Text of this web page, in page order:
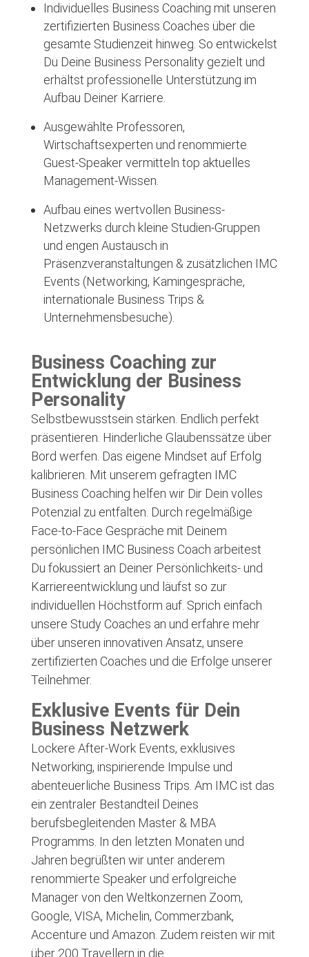
Individuelles Business Coaching mit unseren
zertifizierten Business Coaches über die
gesamte Studienzeit hinweg. So entwickelst
Du Deine Business Personality gezielt und
erhältst professionelle Unterstützung im
Aufbau Deiner Karriere.
Ausgewählte Professoren,
Wirtschaftsexperten und renommierte
Guest-Speaker vermitteln top aktuelles
Management-Wissen.
Aufbau eines wertvollen Business-
Netzwerks durch kleine Studien-Gruppen
und engen Austausch in
Präsenzveranstaltungen & zusätzlichen IMC
Events (Networking, Kamingespräche,
internationale Business Trips &
Unternehmensbesuche).
Business Coaching zur
Entwicklung der Business
Personality
Selbstbewusstsein stärken. Endlich perfekt
präsentieren. Hinderliche Glaubenssätze über
Bord werfen. Das eigene Mindset auf Erfolg
kalibrieren. Mit unserem gefragten IMC
Business Coaching helfen wir Dir Dein volles
Potenzial zu entfalten. Durch regelmäßige
Face-to-Face Gespräche mit Deinem
persönlichen IMC Business Coach arbeitest
Du fokussiert an Deiner Persönlichkeits- und
Karriereentwicklung und läufst so zur
individuellen Höchstform auf. Sprich einfach
unsere Study Coaches an und erfahre mehr
über unseren innovativen Ansatz, unsere
zertifizierten Coaches und die Erfolge unserer
Teilnehmer.
Exklusive Events für Dein
Business Netzwerk
Lockere After-Work Events, exklusives
Networking, inspirierende Impulse und
abenteuerliche Business Trips. Am IMC ist das
ein zentraler Bestandteil Deines
berufsbegleitenden Master & MBA
Programms. In den letzten Monaten und
Jahren begrüßten wir unter anderem
renommierte Speaker und erfolgreiche
Manager von den Weltkonzernen Zoom,
Google, VISA, Michelin, Commerzbank,
Accenture und Amazon. Zudem reisten wir mit
über 200 Travellern in die